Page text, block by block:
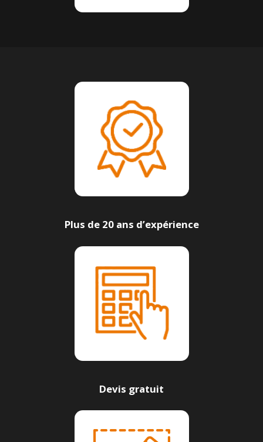
Plus de 20 ans d’expérience
Devis gratuit